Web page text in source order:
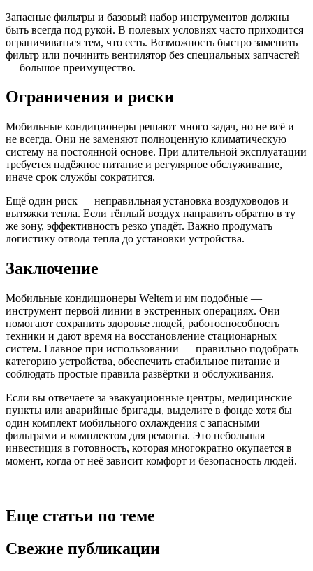
Запасные фильтры и базовый набор инструментов должны
быть всегда под рукой. В полевых условиях часто приходится
ограничиваться тем, что есть. Возможность быстро заменить
фильтр или починить вентилятор без специальных запчастей
— большое преимущество.
Ограничения и риски
Мобильные кондиционеры решают много задач, но не всё и
не всегда. Они не заменяют полноценную климатическую
систему на постоянной основе. При длительной эксплуатации
требуется надёжное питание и регулярное обслуживание,
иначе срок службы сократится.
Ещё один риск — неправильная установка воздуховодов и
вытяжки тепла. Если тёплый воздух направить обратно в ту
же зону, эффективность резко упадёт. Важно продумать
логистику отвода тепла до установки устройства.
Заключение
Мобильные кондиционеры Weltem и им подобные —
инструмент первой линии в экстренных операциях. Они
помогают сохранить здоровье людей, работоспособность
техники и дают время на восстановление стационарных
систем. Главное при использовании — правильно подобрать
категорию устройства, обеспечить стабильное питание и
соблюдать простые правила развёртки и обслуживания.
Если вы отвечаете за эвакуационные центры, медицинские
пункты или аварийные бригады, выделите в фонде хотя бы
один комплект мобильного охлаждения с запасными
фильтрами и комплектом для ремонта. Это небольшая
инвестиция в готовность, которая многократно окупается в
момент, когда от неё зависит комфорт и безопасность людей.
Еще статьи по теме
Свежие публикации